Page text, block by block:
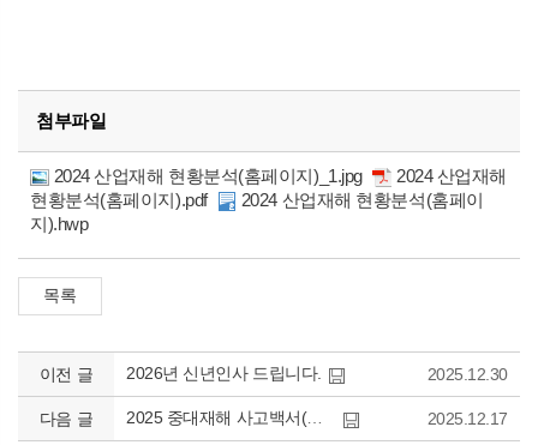
첨부파일
2024 산업재해 현황분석(홈페이지)_1.jpg
2024 산업재해
현황분석(홈페이지).pdf
2024 산업재해 현황분석(홈페이
지).hwp
이전 글 2026년 신년인사 드립니다. 2025.12.30
다음 글 2025 중대재해 사고백서(실천만이 위험을 막는다)를 게시합니다. 2025.12.17